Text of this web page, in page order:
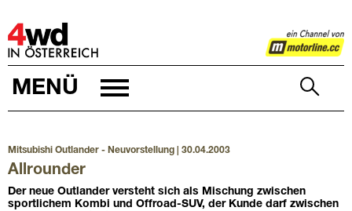
4WD
MENÜ
Mitsubishi Outlander - Neuvorstellung | 30.04.2003
Allrounder
Der neue Outlander versteht sich als Mischung zwischen
sportlichem Kombi und Offroad-SUV, der Kunde darf zwischen